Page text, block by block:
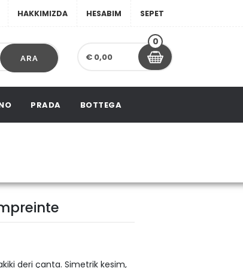
HAKKIMIZDA HESABIM SEPET
ARA € 0,00
0
PRADA BOTTEGA
deri çanta. Simetrik kesim,